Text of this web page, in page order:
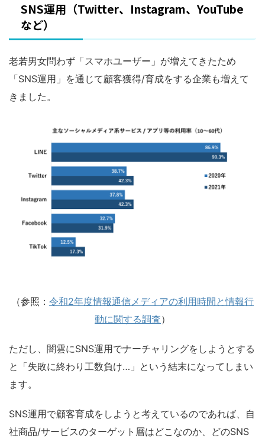
SNS運用（Twitter、Instagram、YouTube
など）
老若男女問わず「スマホユーザー」が増えてきたため
「SNS運用」を通じて顧客獲得/育成をする企業も増えて
きました。
（参照： 令和2年度情報通信メディアの利用時間と情報行
動に関する調査）
ただし、闇雲にSNS運用でナーチャリングをしようとする
と「失敗に終わり工数負け…」という結末になってしまい
ます。
SNS運用で顧客育成をしようと考えているのであれば、自
社商品/サービスのターゲット層はどこなのか、どのSNS